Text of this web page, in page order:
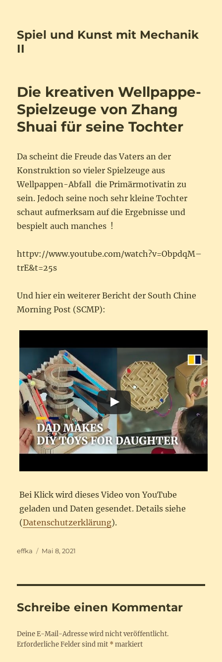
Spiel und Kunst mit Mechanik
II
Die kreativen Wellpappe-
Spielzeuge von Zhang
Shuai für seine Tochter
Da scheint die Freude das Vaters an der
Konstruktion so vieler Spielzeuge aus
Wellpappen-Abfall die Primärmotivatin zu
sein. Jedoch seine noch sehr kleine Tochter
schaut aufmerksam auf die Ergebnisse und
bespielt auch manches !
httpv://www.youtube.com/watch?v=ObpdqM–
trE&t=25s
Und hier ein weiterer Bericht der South Chine
Morning Post (SCMP):
Bei Klick wird dieses Video von YouTube
geladen und Daten gesendet. Details siehe
(Datenschutzerklärung).
Autor
effka
Veröffentlicht
Mai 8, 2021
Schreibe einen Kommentar
Deine E-Mail-Adresse wird nicht veröffentlicht.
Erforderliche Felder sind mit * markiert